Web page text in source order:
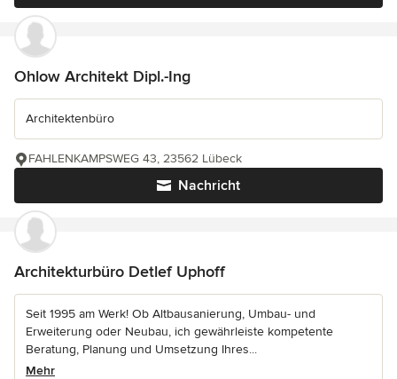
Ohlow Architekt Dipl.-Ing
Architektenbüro
Nachricht
FAHLENKAMPSWEG 43, 23562 Lübeck
Architekturbüro Detlef Uphoff
Seit 1995 am Werk! Ob Altbausanierung, Umbau- und
Erweiterung oder Neubau, ich gewährleiste kompetente
Beratung, Planung und Umsetzung Ihres...
Mehr